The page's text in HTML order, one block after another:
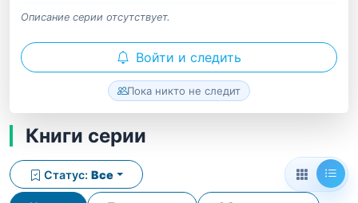
Описание серии отсутствует.
Войти и следить
Пока никто не следит
Книги серии
Статус: Все